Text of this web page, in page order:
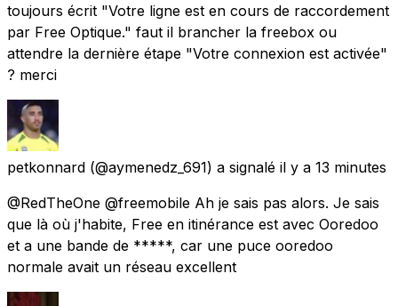
toujours écrit "Votre ligne est en cours de raccordement
par Free Optique." faut il brancher la freebox ou
attendre la dernière étape "Votre connexion est activée"
? merci
petkonnard (@aymenedz_691) a signalé il y a 13 minutes
@RedTheOne @freemobile Ah je sais pas alors. Je sais
que là où j'habite, Free en itinérance est avec Ooredoo
et a une bande de *****, car une puce ooredoo
normale avait un réseau excellent